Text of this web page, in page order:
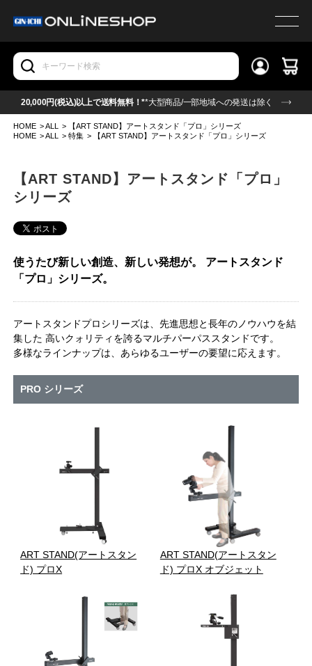
20,000円(税込)以上で送料無料！**大型商品/一部地域への発送は除く
HOME >ALL >
【ART STAND】アートスタンド「プロ」シリーズ
HOME >ALL >特集 > 【ART STAND】アートスタンド「プロ」シリーズ
【ART STAND】アートスタンド「プロ」
シリーズ
使うたび新しい創造、新しい発想が。 アートスタンド
「プロ」シリーズ。
アートスタンドプロシリーズは、先進思想と長年のノウハウを結
集した 高いクォリティを誇るマルチパーパススタンドです。
多様なラインナップは、あらゆるユーザーの要望に応えます。
PRO シリーズ
ART STAND(アートスタン
ド) プロX
ART STAND(アートスタン
ド) プロX オブジェット